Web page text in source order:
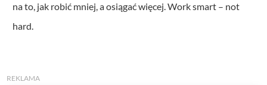
na to, jak robić mniej, a osiągać więcej. Work smart – not
hard.